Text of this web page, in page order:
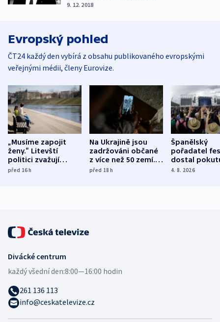
9. 12. 2018
Evropský pohled
ČT24 každý den vybírá z obsahu publikovaného evropskými
veřejnými médii, členy Eurovize.
„Musíme zapojit
ženy.“ Litevští
politici zvažují
dohodu o
před 16h
Na Ukrajině jsou
zadržováni občané
z více než 50 zemí.
Bojovali na straně
před 18h
Španělský
pořadatel
dostal
nekalé
4. 8. 2026
Divácké centrum
každý všední den:8:00—16:00 hodin
261 136 113
info@ceskatelevize.cz